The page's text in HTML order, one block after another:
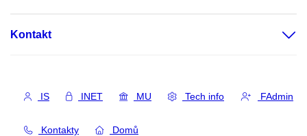
Kontakt
IS INET MU Tech info FAdmin
Kontakty Domů